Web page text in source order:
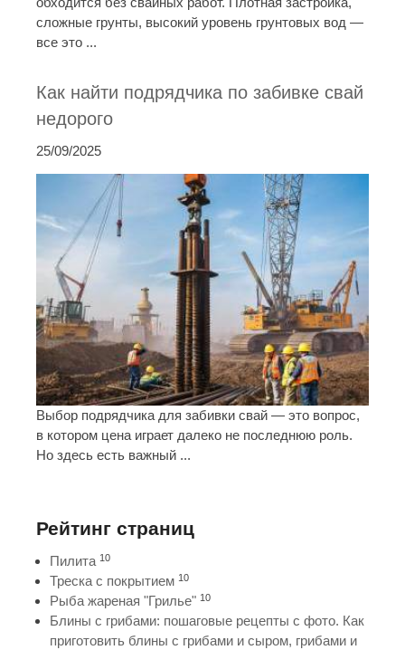
сложные грунты, высокий уровень грунтовых вод —
все это ...
Как найти подрядчика по забивке свай
недорого
25/09/2025
Выбор подрядчика для забивки свай — это вопрос,
в котором цена играет далеко не последнюю роль.
Но здесь есть важный ...
Рейтинг страниц
Пилита 10
Треска с покрытием 10
Рыба жареная "Грилье" 10
Блины с грибами: пошаговые рецепты с фото. Как
приготовить блины с грибами и сыром, грибами и